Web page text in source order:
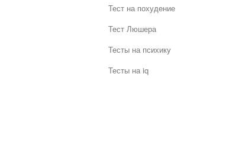
Тест на похудение
Тест Люшера
Тесты на психику
Тесты на iq